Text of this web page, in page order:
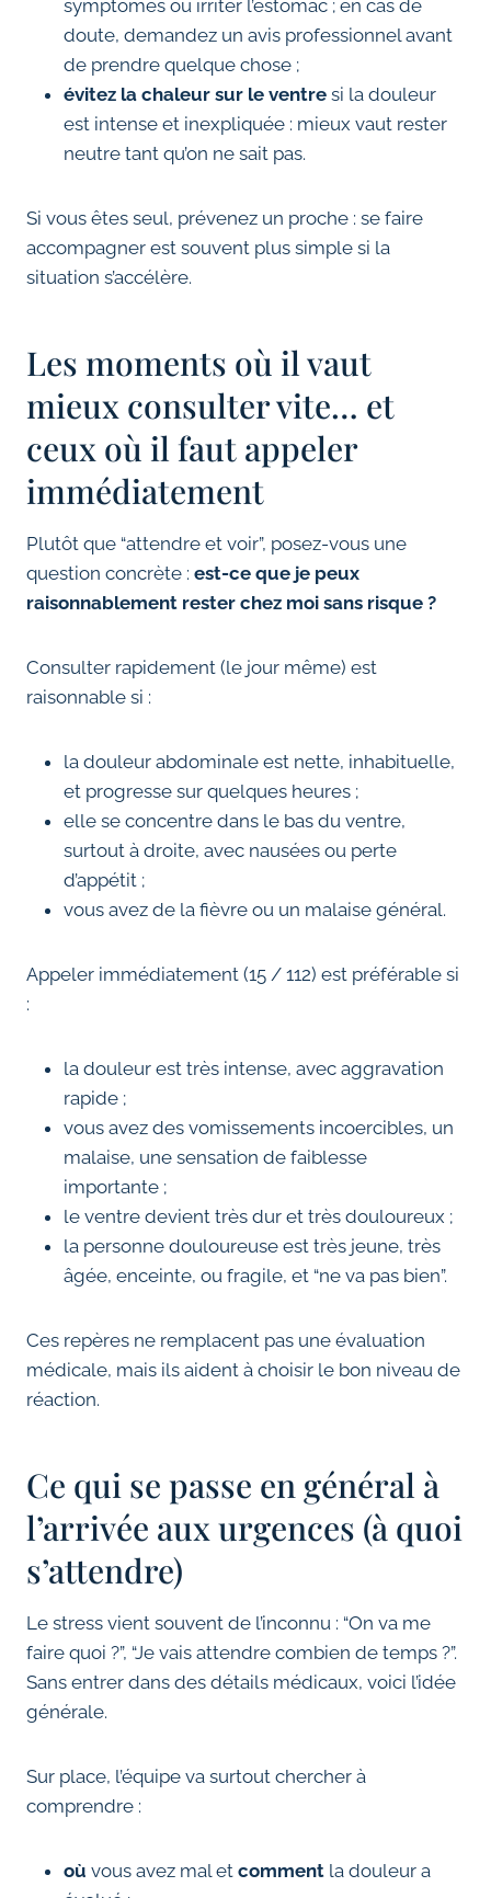
symptômes ou irriter l’estomac ; en cas de
doute, demandez un avis professionnel avant
de prendre quelque chose ;
évitez la chaleur sur le ventre si la douleur
est intense et inexpliquée : mieux vaut rester
neutre tant qu’on ne sait pas.
Si vous êtes seul, prévenez un proche : se faire
accompagner est souvent plus simple si la
situation s’accélère.
Les moments où il vaut
mieux consulter vite… et
ceux où il faut appeler
immédiatement
Plutôt que “attendre et voir”, posez-vous une
question concrète : est-ce que je peux
raisonnablement rester chez moi sans risque ?
Consulter rapidement (le jour même) est
raisonnable si :
la douleur abdominale est nette, inhabituelle,
et progresse sur quelques heures ;
elle se concentre dans le bas du ventre,
surtout à droite, avec nausées ou perte
d’appétit ;
vous avez de la fièvre ou un malaise général.
Appeler immédiatement (15 / 112) est préférable si
:
la douleur est très intense, avec aggravation
rapide ;
vous avez des vomissements incoercibles, un
malaise, une sensation de faiblesse
importante ;
le ventre devient très dur et très douloureux ;
la personne douloureuse est très jeune, très
âgée, enceinte, ou fragile, et “ne va pas bien”.
Ces repères ne remplacent pas une évaluation
médicale, mais ils aident à choisir le bon niveau de
réaction.
Ce qui se passe en général à
l’arrivée aux urgences (à quoi
s’attendre)
Le stress vient souvent de l’inconnu : “On va me
faire quoi ?”, “Je vais attendre combien de temps ?”.
Sans entrer dans des détails médicaux, voici l’idée
générale.
Sur place, l’équipe va surtout chercher à
comprendre :
où vous avez mal et comment la douleur a